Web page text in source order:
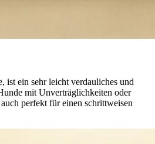
ist ein sehr leicht verdauliches und
mit Unverträglichkeiten oder
perfekt für einen schrittweisen